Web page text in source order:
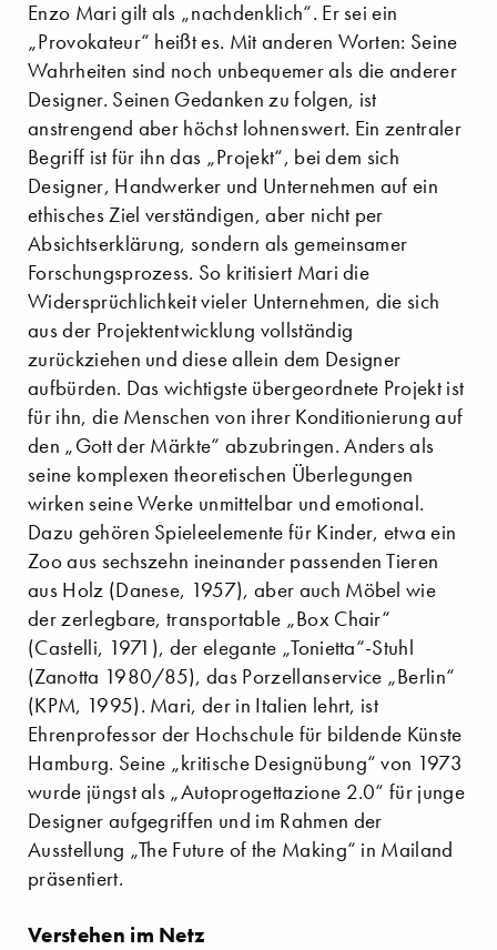
Enzo Mari gilt als „nachdenklich“. Er sei ein
„Provokateur“ heißt es. Mit anderen Worten: Seine
Wahrheiten sind noch unbequemer als die anderer
Designer. Seinen Gedanken zu folgen, ist
anstrengend aber höchst lohnenswert. Ein zentraler
Begriff ist für ihn das „Projekt“, bei dem sich
Designer, Handwerker und Unternehmen auf ein
ethisches Ziel verständigen, aber nicht per
Absichtserklärung, sondern als gemeinsamer
Forschungsprozess. So kritisiert Mari die
Widersprüchlichkeit vieler Unternehmen, die sich
aus der Projektentwicklung vollständig
zurückziehen und diese allein dem Designer
aufbürden. Das wichtigste übergeordnete Projekt ist
für ihn, die Menschen von ihrer Konditionierung auf
den „Gott der Märkte“ abzubringen. Anders als
seine komplexen theoretischen Überlegungen
wirken seine Werke unmittelbar und emotional.
Dazu gehören Spieleelemente für Kinder, etwa ein
Zoo aus sechszehn ineinander passenden Tieren
aus Holz (Danese, 1957), aber auch Möbel wie
der zerlegbare, transportable „Box Chair“
(Castelli, 1971), der elegante „Tonietta“-Stuhl
(Zanotta 1980/85), das Porzellanservice „Berlin“
(KPM, 1995). Mari, der in Italien lehrt, ist
Ehrenprofessor der Hochschule für bildende Künste
Hamburg. Seine „kritische Designübung“ von 1973
wurde jüngst als „Autoprogettazione 2.0“ für junge
Designer aufgegriffen und im Rahmen der
Ausstellung „The Future of the Making“ in Mailand
präsentiert.
Verstehen im Netz